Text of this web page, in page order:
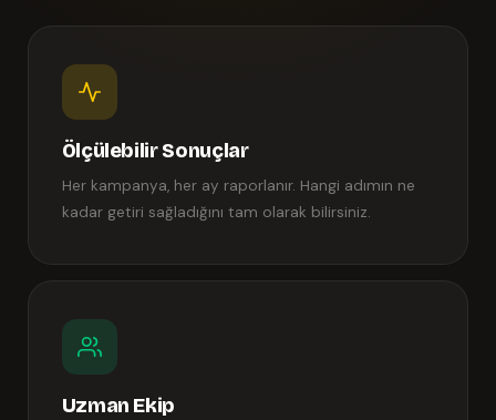
Ölçülebilir Sonuçlar
Her kampanya, her ay raporlanır. Hangi adımın ne
kadar getiri sağladığını tam olarak bilirsiniz.
Uzman Ekip